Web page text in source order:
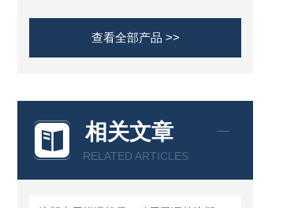
查看全部产品 >>
相关文章
RELATED ARTICLES